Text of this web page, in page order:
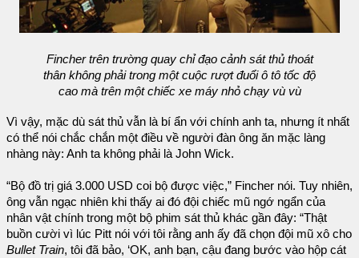
Fincher trên trường quay chỉ đạo cảnh sát thủ thoát
thân không phải trong một cuộc rượt đuổi ô tô tốc độ
cao mà trên một chiếc xe máy nhỏ chạy vù vù
Vì vậy, mặc dù sát thủ vẫn là bí ẩn với chính anh ta, nhưng ít nhất
có thể nói chắc chắn một điều về người đàn ông ăn mặc làng
nhàng này: Anh ta không phải là John Wick.
“Bộ đồ trị giá 3.000 USD coi bộ được việc,” Fincher nói. Tuy nhiên,
ông vẫn ngạc nhiên khi thấy ai đó đội chiếc mũ ngớ ngẩn của
nhân vật chính trong một bộ phim sát thủ khác gần đây: “Thật
buồn cười vì lúc Pitt nói với tôi rằng anh ấy đã chọn đội mũ xô cho
Bullet Train, tôi đã bảo, ‘OK, anh bạn, cậu đang bước vào hộp cát